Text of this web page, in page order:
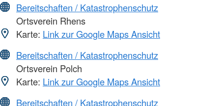
Bereitschaften / Katastrophenschutz
Ortsverein Rhens
Karte: Link zur Google Maps Ansicht
Bereitschaften / Katastrophenschutz
Ortsverein Polch
Karte: Link zur Google Maps Ansicht
Bereitschaften / Katastrophenschutz